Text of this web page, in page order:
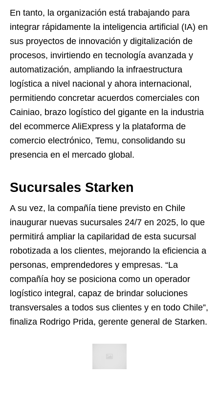
En tanto, la organización está trabajando para
integrar rápidamente la inteligencia artificial (IA) en
sus proyectos de innovación y digitalización de
procesos, invirtiendo en tecnología avanzada y
automatización, ampliando la infraestructura
logística a nivel nacional y ahora internacional,
permitiendo concretar acuerdos comerciales con
Cainiao, brazo logístico del gigante en la industria
del ecommerce AliExpress y la plataforma de
comercio electrónico, Temu, consolidando su
presencia en el mercado global.
Sucursales Starken
A su vez, la compañía tiene previsto en Chile
inaugurar nuevas sucursales 24/7 en 2025, lo que
permitirá ampliar la capilaridad de esta sucursal
robotizada a los clientes, mejorando la eficiencia a
personas, emprendedores y empresas. “La
compañía hoy se posiciona como un operador
logístico integral, capaz de brindar soluciones
transversales a todos sus clientes y en todo Chile”,
finaliza Rodrigo Prida, gerente general de Starken.